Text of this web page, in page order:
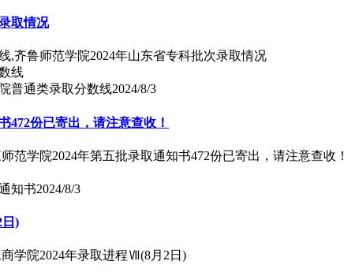
取情况
,齐鲁师范学院2024年山东省专科批次录取情况
普通类录取分数线2024/8/3
472份已寄出，请注意查收！
范学院2024年第五批录取通知书472份已寄出，请注意查收！
知书2024/8/3
)
学院2024年录取进程Ⅶ(8月2日)